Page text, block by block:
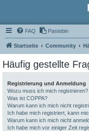
FAQ Pastebin
Startseite Community
Häufig gestellte
Registrierung und Anmeldung
Wozu muss ich mich registrieren?
Was ist COPPA?
Warum kann ich mich nicht
Ich habe mich registriert, kann
Warum kann ich mich nicht
Ich habe mich vor einiger Zeit